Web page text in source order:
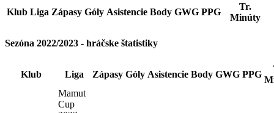
Klub Liga Zápasy Góly Asistencie Body GWG PPG
Tr.
Minúty
Sezóna 2022/2023 - hráčske štatistiky
Klub Liga Zápasy Góly Asistencie Body GWG PPG
Mamut
Cup